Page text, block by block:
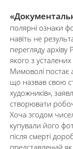
полярні ознаки
навіть не
перегляду
якого з
Мимоволі постає
що назвав свою
художників»,
створювати
Хоча згодом
купували його
після смерті
представлений